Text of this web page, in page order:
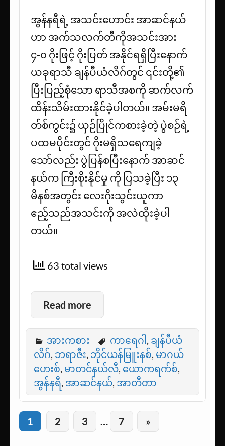
အွန်နရီရဲ့ အသင်းဟောင်း အာဆင်နယ်
ဟာ အက်သလက်တီကိုအသင်းအား
၄-၀ ဂိုးဖြင့် ဂိုးပြတ် အနိုင်ရရှိပြီးနောက်
ယခုရာသီ ချန်ပီယံလိဂ်တွင် ၎င်းတို့၏
ပြီးပြည့်စုံသော ရာသီအစကို ဆက်လက်
ထိန်းသိမ်းထားနိုင်ခဲ့ပါတယ်။ အမ်းမရိ
တ်စ်ကွင်း၌ ယှဉ်ပြိုင်ကစားခဲ့တဲ့ ပွဲစဉ်ရဲ့
ပထမပိုင်းတွင် ဂိုးမရှိသရေကျခဲ့
သော်လည်း ပွဲပြန်စပြီးနောက် အာဆင်
နယ်က ကြီးစိုးနိုင်မှု ကို ပြသခဲ့ပြီး ၁၃
မိနစ်အတွင်း လေးဂိုးသွင်းယူကာ
ဧည့်သည်အသင်းကို အလဲထိုးခဲ့ပါ
တယ်။
63 total views
Read more
အားကစား ကာရေဂါ , ချန်ပီယံ
လိဂ်, ဘရာဇီး, ဘိုင်ယန်မြူးနစ်, မာဂယ်
ဟေးစ်, မာတင်နယ်လီ, ယောကရက်စ်,
အွန်နရီ, အာဆင်နယ်, အာတီတာ
1 2 3 … 7 »